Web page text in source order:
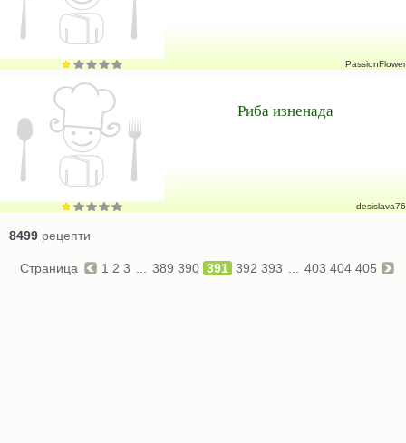
PassionFlower
Риба изненада
desislava76
8499 рецепти
Страница 1 2 3 389 390 391 392 393 403 404 405